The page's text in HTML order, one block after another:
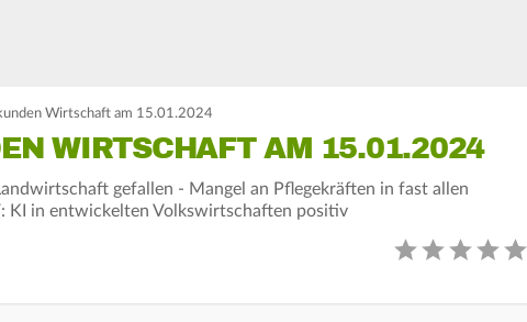
Wirtschaft am 15.01.2024
WIRTSCHAFT AM 15.01.2024
gefallen - Mangel an Pflegekräften in fast allen
KI in entwickelten Volkswirtschaften positiv